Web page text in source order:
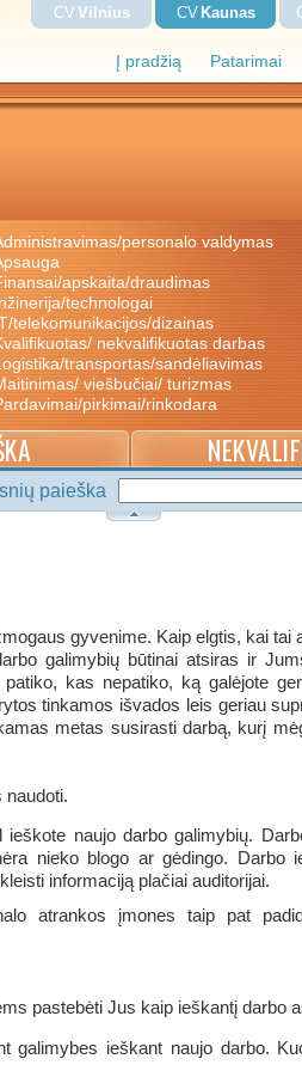
Į pradžią Patarimai
CV Vilnius CV Kaunas
administravimas/personalo valdymas
apsauga
finansai/apskaita/draudimas
inžinerija/technologai
telekomunikacijos/dizainas
kvalifikuotas/ nekvalifikuotas darbas
logistika/transportas/sandėliavimas
maitinimas/ viešbučiai/ turizmas
pardavimai/pirkimai/rinkodara
paieška
gyvenime. Kaip elgtis, kai tai
galimybių būtinai atsiras ir
kas nepatiko, ką galėjote
tinkamos išvados leis geriau
metas susirasti darbą, kurį
naudoti.
naujo darbo galimybių.
nieko blogo ar gėdingo. Darbo
informaciją plačiai auditorijai.
atrankos įmones taip pat
pastebėti Jus kaip ieškantį darbo
galimybes ieškant naujo darbo.